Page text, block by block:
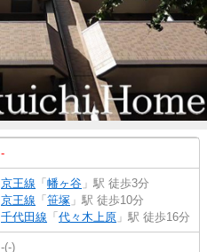
-
京王線 「 幡ヶ谷 」駅 徒歩3分
京王線 「 笹塚 」駅 徒歩10分
千代田線 「 代々木上原 」駅 徒歩16分
-(-)